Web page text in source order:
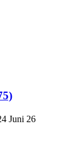
Juni 26